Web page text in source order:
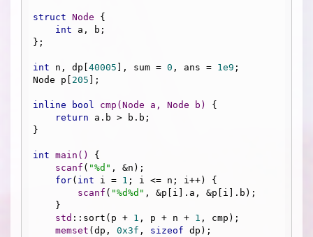
struct Node {
int a, b;
};
int n, dp[ 40005 ], sum = 0 , ans = 1e9 ;
Node p[ 205 ];
inline bool cmp (Node a, Node b)
{
return a.b > b.b;
}
int main ()
{
scanf ( "%d" , &n);
for( int i = 1 ; i <= n; i++) {
scanf ( "%d%d" , &p[i].a, &p[i].b);
std ::sort(p + 1 , p + n + 1 , cmp);
memset (dp, 0x3f , sizeof dp);